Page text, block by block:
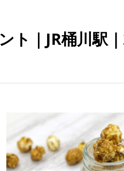
ト｜JR桶川駅